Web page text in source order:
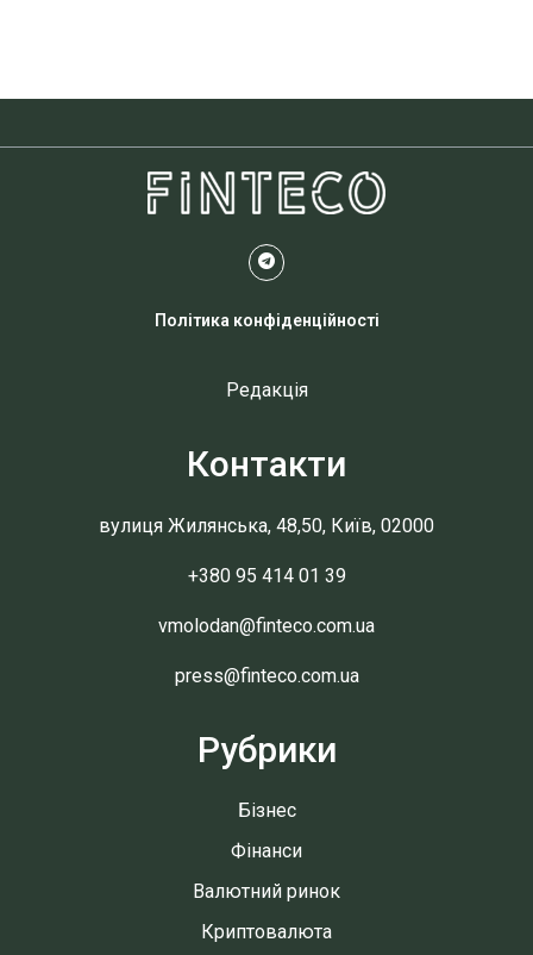
Політика конфіденційності
Редакція
Контакти
вулиця Жилянська, 48,50, Київ, 02000
+380 95 414 01 39
vmolodan@finteco.com.ua
press@finteco.com.ua
Рубрики
Бізнес
Фінанси
Валютний ринок
Криптовалюта